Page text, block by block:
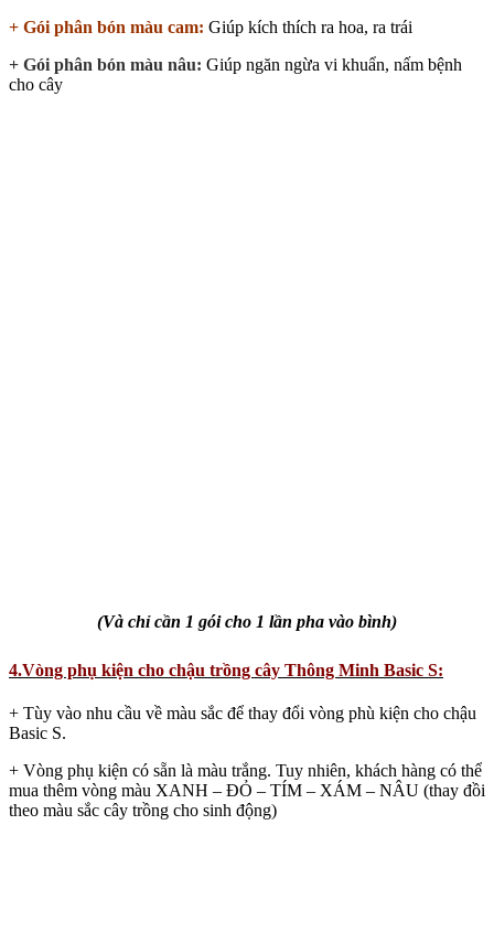
+ Gói phân bón màu cam: Giúp kích thích ra hoa, ra trái
+ Gói phân bón màu nâu: Giúp ngăn ngừa vi khuẩn, nấm bệnh
cho cây
(Và chỉ cần 1 gói cho 1 lần pha vào bình)
4.Vòng phụ kiện cho chậu trồng cây Thông Minh Basic S:
+ Tùy vào nhu cầu về màu sắc để thay đổi vòng phù kiện cho chậu
Basic S.
+ Vòng phụ kiện có sẵn là màu trắng. Tuy nhiên, khách hàng có thể
mua thêm vòng màu XANH – ĐỎ – TÍM – XÁM – NÂU (thay đồi
theo màu sắc cây trồng cho sinh động)